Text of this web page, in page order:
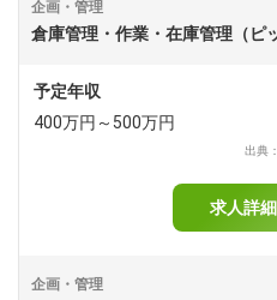
企画・管理
倉庫管理・作業・在庫管理（ピ
予定年収
400万円～500万円
出典
求人詳
企画・管理